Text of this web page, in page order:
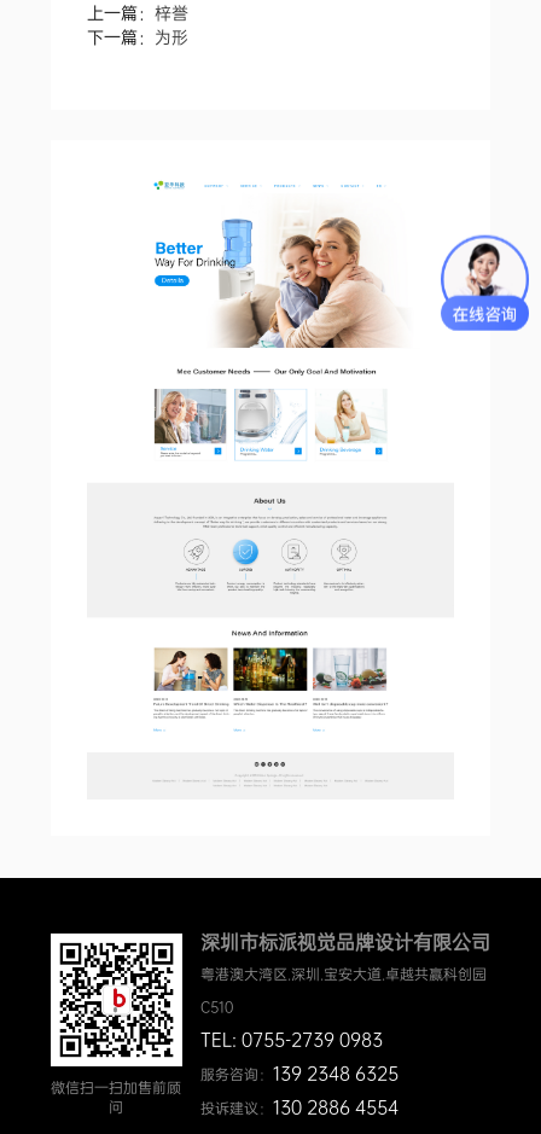
上一篇：梓誉
下一篇： 为形
微信扫一扫加售前顾
问
深圳市标派视觉品牌设计有限公司
粤港澳大湾区.深圳.宝安大道.卓越共赢科创园
C510
TEL: 0755-2739 0983
服务咨询： 139 2348 6325
投诉建议： 130 2886 4554